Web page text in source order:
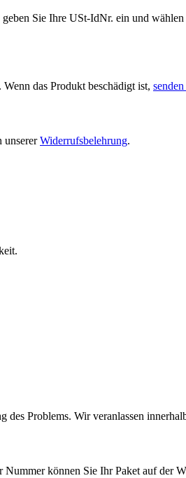
Sie Ihre USt-IdNr. ein und
das Produkt beschädigt ist,
unsererWiderrufsbelehrung.
Problems. Wir veranlassen
können Sie Ihr Paket auf der